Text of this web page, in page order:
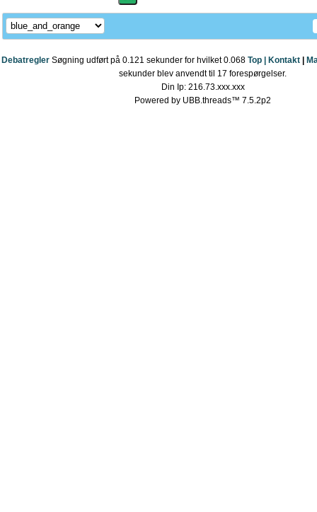
Debatregler Top | Kontakt
Søgning udført på 0.121 sekunder for hvilket 0.068
sekunder blev anvendt til 17 forespørgelser.
Din Ip: 216.73.xxx.xxx
Powered by UBB.threads™ 7.5.2p2